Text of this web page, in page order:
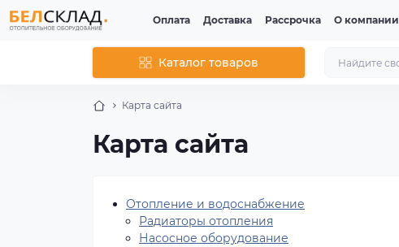
Оплата Доставка Рассрочка О компании
Каталог товаров
Карта сайта
Карта сайта
Отопление и водоснабжение
Радиаторы отопления
Насосное оборудование